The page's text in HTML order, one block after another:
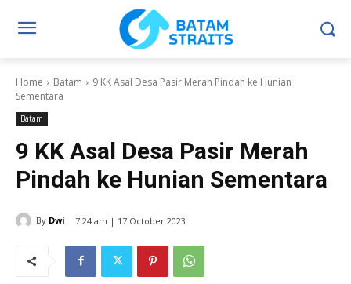
Home Batam
9 KK Asal Desa Pasir Merah Pindah ke Hunian
Sementara
Batam
9 KK Asal Desa Pasir Merah
Pindah ke Hunian Sementara
By Dwi 7:24 am | 17 October 2023